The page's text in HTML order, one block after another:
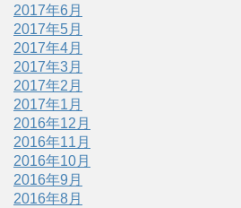
2017年6月
2017年5月
2017年4月
2017年3月
2017年2月
2017年1月
2016年12月
2016年11月
2016年10月
2016年9月
2016年8月